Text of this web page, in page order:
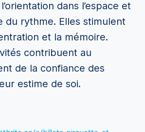
dans l’espace et
du rythme. Elles stimulent
et la mémoire.
contribuent au
de la confiance des
estime de soi.